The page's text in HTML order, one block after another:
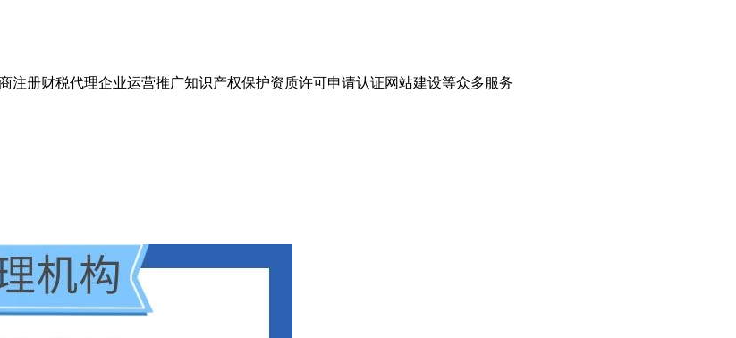
注册财税代理企业运营推广知识产权保护资质许可申请认证网站建设等众多服务